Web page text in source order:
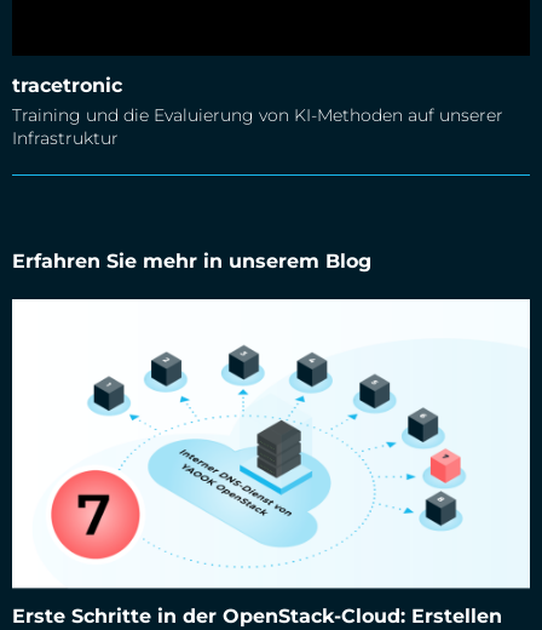
tracetronic
Training und die Evaluierung von KI-Methoden auf unserer
Infrastruktur
Erfahren Sie mehr in unserem Blog
Erste Schritte in der OpenStack-Cloud: Erstellen
Erste Schritte in der OpenStack-Cloud: Erstellen von DNS-
Einträgen mit OpenStack Designate